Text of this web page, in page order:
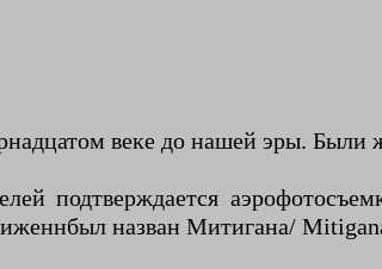
веке до нашей эры. Были
подтверждается
назван Митигана/